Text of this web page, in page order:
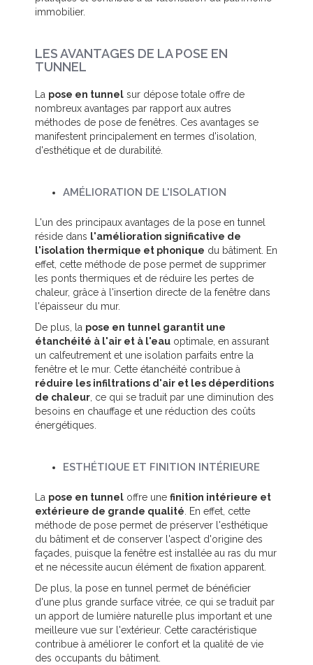
immobilier.
LES AVANTAGES DE LA POSE EN
TUNNEL
La pose en tunnel sur dépose totale offre de
nombreux avantages par rapport aux autres
méthodes de pose de fenêtres. Ces avantages se
manifestent principalement en termes d'isolation,
d'esthétique et de durabilité.
AMÉLIORATION DE L'ISOLATION
L'un des principaux avantages de la pose en tunnel
réside dans l'amélioration significative de
l'isolation thermique et phonique du bâtiment. En
effet, cette méthode de pose permet de supprimer
les ponts thermiques et de réduire les pertes de
chaleur, grâce à l'insertion directe de la fenêtre dans
l'épaisseur du mur.
De plus, la pose en tunnel garantit une
étanchéité à l'air et à l'eau optimale, en assurant
un calfeutrement et une isolation parfaits entre la
fenêtre et le mur. Cette étanchéité contribue à
réduire les infiltrations d'air et les déperditions
de chaleur, ce qui se traduit par une diminution des
besoins en chauffage et une réduction des coûts
énergétiques.
ESTHÉTIQUE ET FINITION INTÉRIEURE
La pose en tunnel offre une finition intérieure et
extérieure de grande qualité. En effet, cette
méthode de pose permet de préserver l'esthétique
du bâtiment et de conserver l'aspect d'origine des
façades, puisque la fenêtre est installée au ras du mur
et ne nécessite aucun élément de fixation apparent.
De plus, la pose en tunnel permet de bénéficier
d'une plus grande surface vitrée, ce qui se traduit par
un apport de lumière naturelle plus important et une
meilleure vue sur l'extérieur. Cette caractéristique
contribue à améliorer le confort et la qualité de vie
des occupants du bâtiment.